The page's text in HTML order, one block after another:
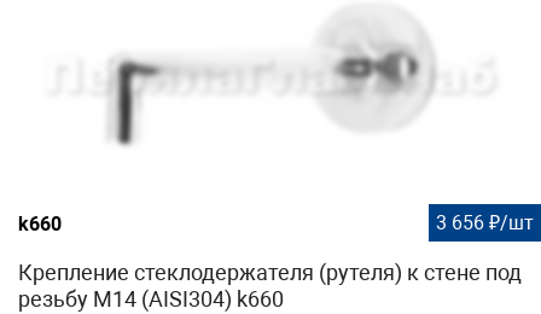
k660 3 656 ₽/шт
Крепление стеклодержателя (рутеля) к стене под
резьбу М14 (AISI304) k660